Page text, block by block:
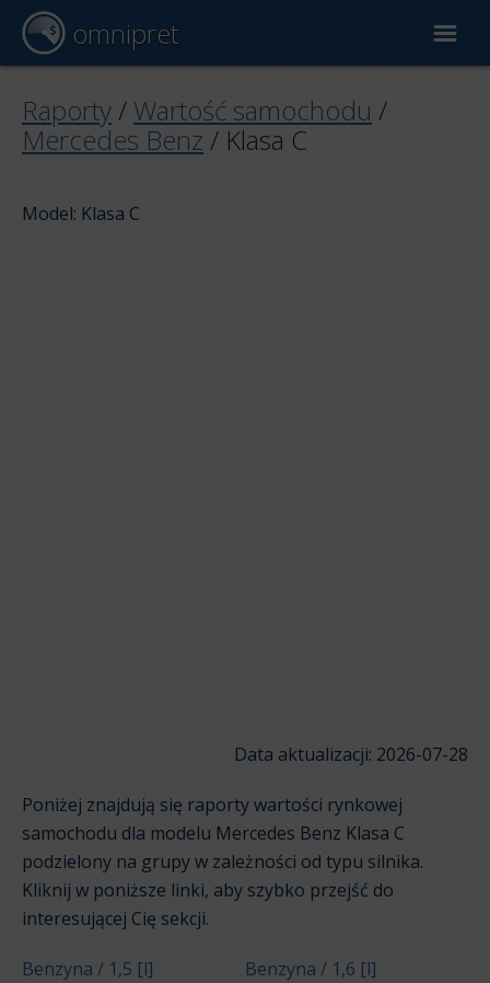
omnipret
Wycena samochodu
Raporty / Wartość samochodu /
Mercedes Benz / Klasa C
Model: Klasa C
Data aktualizacji: 2026-07-28
Poniżej znajdują się raporty wartości rynkowej
samochodu dla modelu Mercedes Benz Klasa C
podzielony na grupy w zależności od typu silnika.
Kliknij w poniższe linki, aby szybko przejść do
interesującej Cię sekcji.
Benzyna / 1,5 [l]
Benzyna / 1,6 [l]